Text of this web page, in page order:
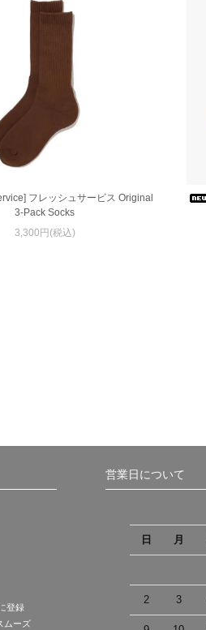
フレッシュサービス Original
3-Pack Socks
3,300円(税込)
登録
ムーズ
営業日について
日
月
2 3